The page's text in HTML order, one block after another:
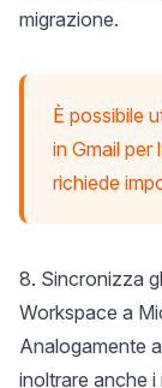
migrazione.
È possibile
in Gmail per
richiede
8. Sincronizza
Workspace a
Analogamente
inoltrare anche